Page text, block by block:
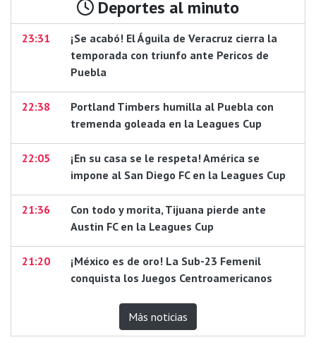
Deportes al minuto
23:31
¡Se acabó! El Águila de Veracruz cierra la
temporada con triunfo ante Pericos de
Puebla
22:38
Portland Timbers humilla al Puebla con
tremenda goleada en la Leagues Cup
22:05
¡En su casa se le respeta! América se
impone al San Diego FC en la Leagues Cup
21:36
Con todo y morita, Tijuana pierde ante
Austin FC en la Leagues Cup
21:20
¡México es de oro! La Sub-23 Femenil
conquista los Juegos Centroamericanos
Más noticias